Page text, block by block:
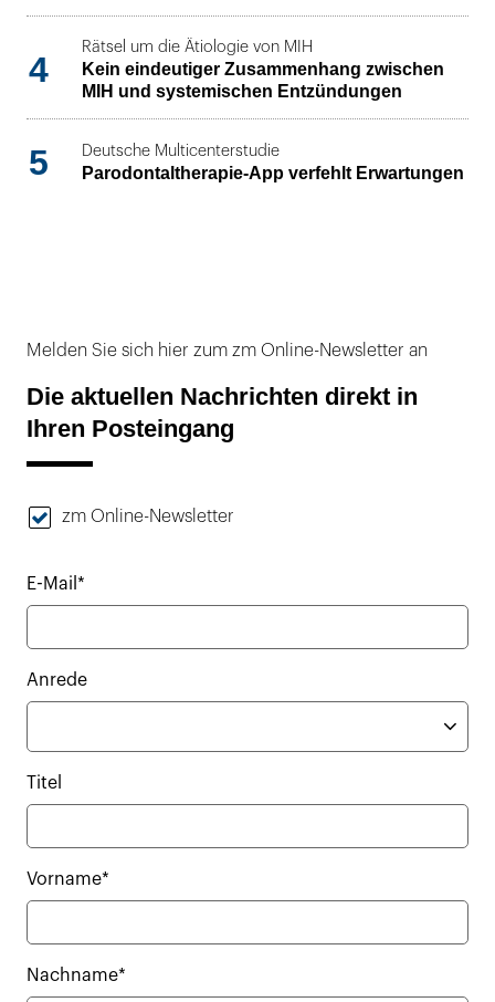
4
Rätsel um die Ätiologie von MIH
Kein eindeutiger Zusammenhang zwischen
MIH und systemischen Entzündungen
5 Deutsche Multicenterstudie
Parodontaltherapie-App verfehlt Erwartungen
Melden Sie sich hier zum zm Online-Newsletter an
Die aktuellen Nachrichten direkt in
Ihren Posteingang
zm Online-Newsletter
E-Mail*
Anrede
Titel
Vorname*
Nachname*